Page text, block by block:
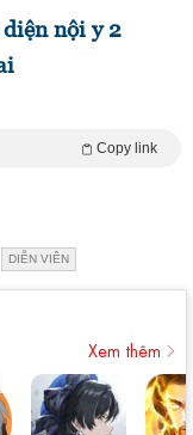
nội y 2
Copy link
DIỄN VIÊN
Xem thêm